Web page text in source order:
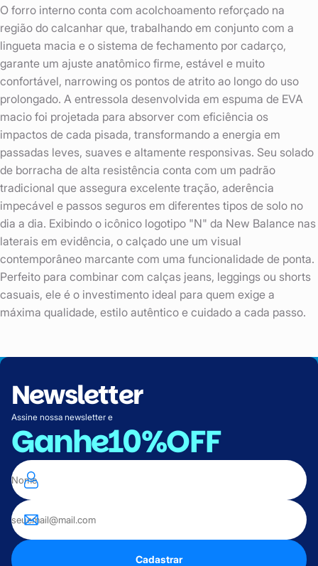
O forro interno conta com acolchoamento reforçado na
região do calcanhar que, trabalhando em conjunto com a
lingueta macia e o sistema de fechamento por cadarço,
garante um ajuste anatômico firme, estável e muito
confortável, narrowing os pontos de atrito ao longo do uso
prolongado. A entressola desenvolvida em espuma de EVA
macio foi projetada para absorver com eficiência os
impactos de cada pisada, transformando a energia em
passadas leves, suaves e altamente responsivas. Seu solado
de borracha de alta resistência conta com um padrão
tradicional que assegura excelente tração, aderência
impecável e passos seguros em diferentes tipos de solo no
dia a dia. Exibindo o icônico logotipo "N" da New Balance nas
laterais em evidência, o calçado une um visual
contemporâneo marcante com uma funcionalidade de ponta.
Perfeito para combinar com calças jeans, leggings ou shorts
casuais, ele é o investimento ideal para quem exige a
máxima qualidade, estilo autêntico e cuidado a cada passo.
Newsletter
Assine nossa newsletter e
Ganhe10%OFF
Cadastrar